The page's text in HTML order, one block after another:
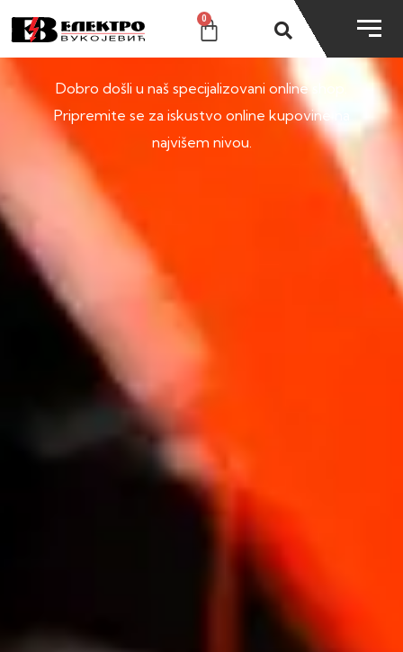
0
SHOP
Dobro došli u naš specijalizovani online shop.
Pripremite se za iskustvo online kupovine na
najvišem nivou.